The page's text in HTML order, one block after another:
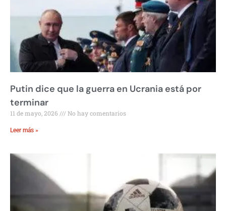
Putin dice que la guerra en Ucrania está por
terminar
11 de mayo, 2026 No hay comentarios
Leer más »